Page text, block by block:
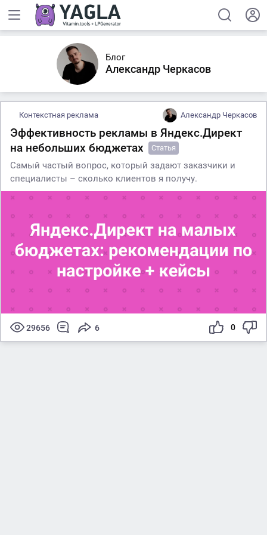
Блог
Александр Черкасов
Контекстная реклама Александр Черкасов
Эффективность рекламы в Яндекс.Директ
на небольших бюджетах
Статья
Самый частый вопрос, который задают заказчики и
специалисты – сколько клиентов я получу.
29656 6 0